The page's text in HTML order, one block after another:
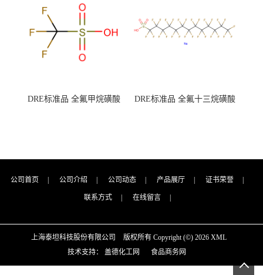
（泰坦现货供应）
DRE标准品 全氟甲烷磺酸
DRE标准品 全氟十三烷磺酸
公司首页 公司介绍 公司动态 产品展厅 证书荣誉
联系方式 在线留言
上海泰坦科技股份有限公司 版权所有 Copyright (©) 2026 XML
技术支持： 盖德化工网 食品商务网